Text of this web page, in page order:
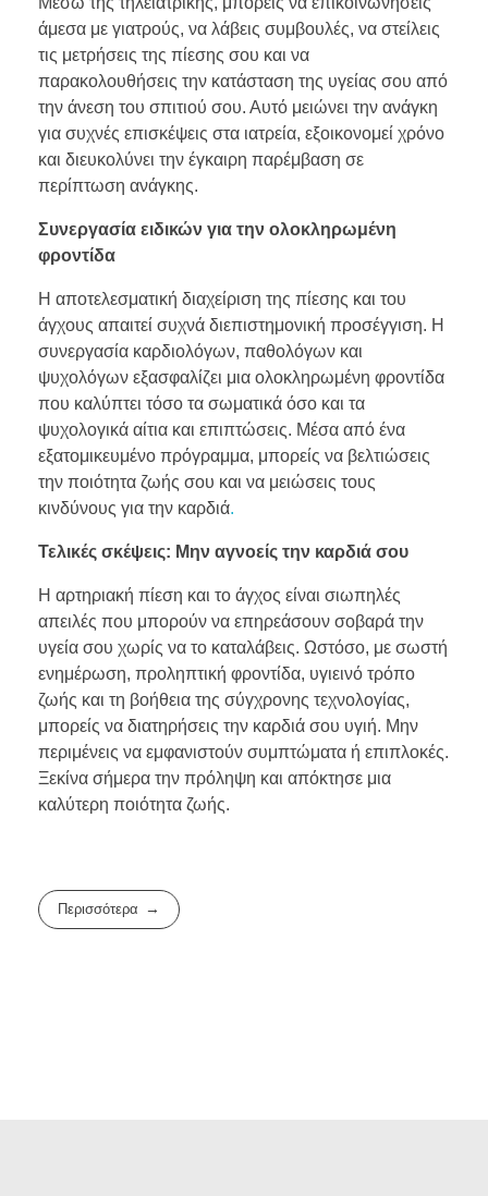
άμεσα με γιατρούς, να λάβεις συμβουλές, να στείλεις
τις μετρήσεις της πίεσης σου και να
παρακολουθήσεις την κατάσταση της υγείας σου από
την άνεση του σπιτιού σου. Αυτό μειώνει την ανάγκη
για συχνές επισκέψεις στα ιατρεία, εξοικονομεί χρόνο
και διευκολύνει την έγκαιρη παρέμβαση σε
περίπτωση ανάγκης.
Συνεργασία ειδικών για την ολοκληρωμένη
φροντίδα
Η αποτελεσματική διαχείριση της πίεσης και του
άγχους απαιτεί συχνά διεπιστημονική προσέγγιση. Η
συνεργασία καρδιολόγων, παθολόγων και
ψυχολόγων εξασφαλίζει μια ολοκληρωμένη φροντίδα
που καλύπτει τόσο τα σωματικά όσο και τα
ψυχολογικά αίτια και επιπτώσεις. Μέσα από ένα
εξατομικευμένο πρόγραμμα, μπορείς να βελτιώσεις
την ποιότητα ζωής σου και να μειώσεις τους
κινδύνους για την καρδιά.
Τελικές σκέψεις: Μην αγνοείς την καρδιά σου
Η αρτηριακή πίεση και το άγχος είναι σιωπηλές
απειλές που μπορούν να επηρεάσουν σοβαρά την
υγεία σου χωρίς να το καταλάβεις. Ωστόσο, με σωστή
ενημέρωση, προληπτική φροντίδα, υγιεινό τρόπο
ζωής και τη βοήθεια της σύγχρονης τεχνολογίας,
μπορείς να διατηρήσεις την καρδιά σου υγιή. Μην
περιμένεις να εμφανιστούν συμπτώματα ή επιπλοκές.
Ξεκίνα σήμερα την πρόληψη και απόκτησε μια
καλύτερη ποιότητα ζωής.
Περισσότερα